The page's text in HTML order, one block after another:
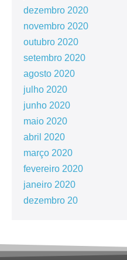
dezembro 2020
novembro 2020
outubro 2020
setembro 2020
agosto 2020
julho 2020
junho 2020
maio 2020
abril 2020
março 2020
fevereiro 2020
janeiro 2020
dezembro 20